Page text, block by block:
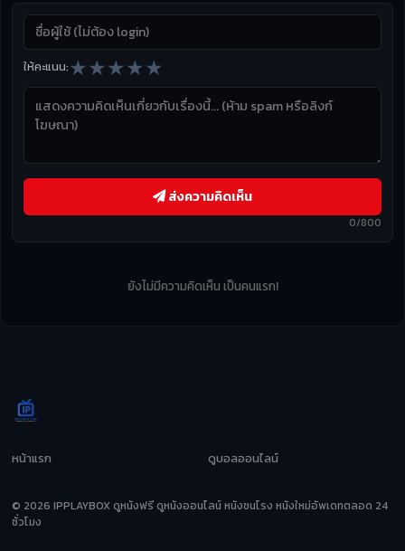
ให้คะแนน:★★★★★
0/800
ส่งความคิดเห็น
ยังไม่มีความคิดเห็น เป็นคนแรก!
หน้าแรก ดูบอลออนไลน์
© 2026 IPPLAYBOX ดูหนังฟรี ดูหนังออนไลน์ หนังชนโรง หนังใหม่อัพเดทตลอด 24
ชั่วโมง